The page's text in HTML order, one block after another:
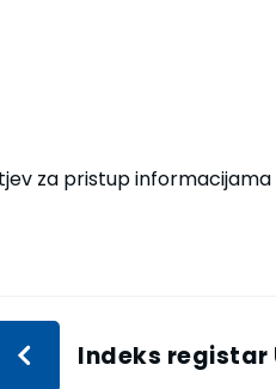
za pristup informacijama
Indeks registar